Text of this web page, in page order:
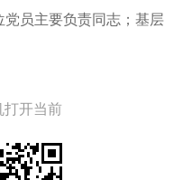
员主要负责同志；基层
打开当前